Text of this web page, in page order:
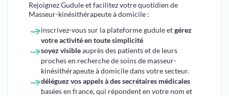
Rejoignez Gudule et facilitez votre quotidien de
Masseur-kinésithérapeute à domicile :
inscrivez-vous sur la plateforme gudule etgérez
votre activité en toute simplicité
soyez visibleauprès des patients et de leurs
proches en recherche de soins de masseur-
kinésithérapeute à domicile dans votre secteur.
déléguez vos appels à des secrétaires médicales
basées en france, qui répondent en votre nom et